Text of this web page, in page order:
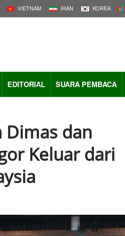
VIETNAM IRAN KOREA
EDITORIAL SUARA PEMBACA
Dimas dan
Keluar dari